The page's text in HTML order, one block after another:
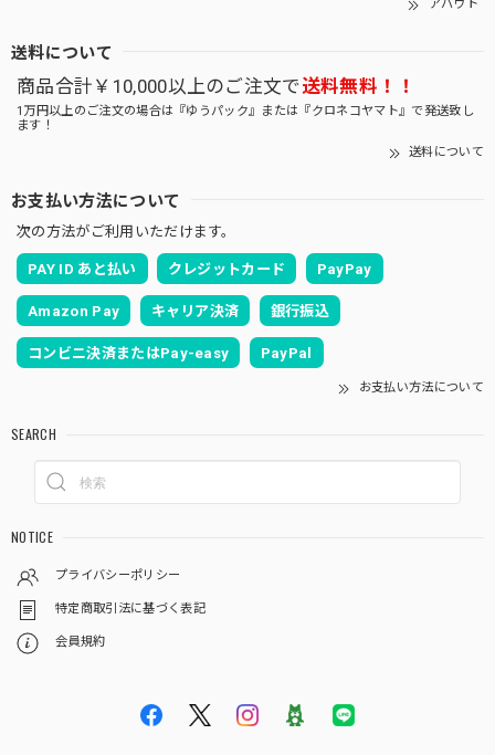
アバウト
送料について
商品合計￥10,000以上のご注文で送料無料！！
1万円以上のご注文の場合は『ゆうパック』または『クロネコヤマト』で発送致し
ます！
送料について
お支払い方法について
次の方法がご利用いただけます。
PAY ID あと払い クレジットカード PayPay
Amazon Pay キャリア決済 銀行振込
コンビニ決済またはPay-easy PayPal
お支払い方法について
SEARCH
NOTICE
プライバシーポリシー
特定商取引法に基づく表記
会員規約